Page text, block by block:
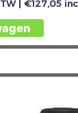
| €127,05
Dit
product